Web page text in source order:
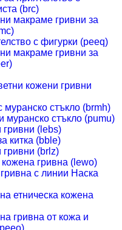
(brc)
макраме гривни за
с фигурки (peeq)
макраме гривни за
кожени гривни
муранско стъкло (brmh)
муранско стъкло (pumu)
гривни (lebs)
китка (bble)
гривни (brlz)
гривна (lewo)
с линии Наска
етническа кожена
гривна от кожа и